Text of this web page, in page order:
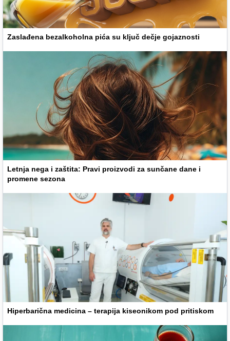
Zaslađena bezalkoholna pića su ključ dečje gojaznosti
Letnja nega i zaštita: Pravi proizvodi za sunčane dane i
promene sezona
Hiperbarična medicina – terapija kiseonikom pod pritiskom